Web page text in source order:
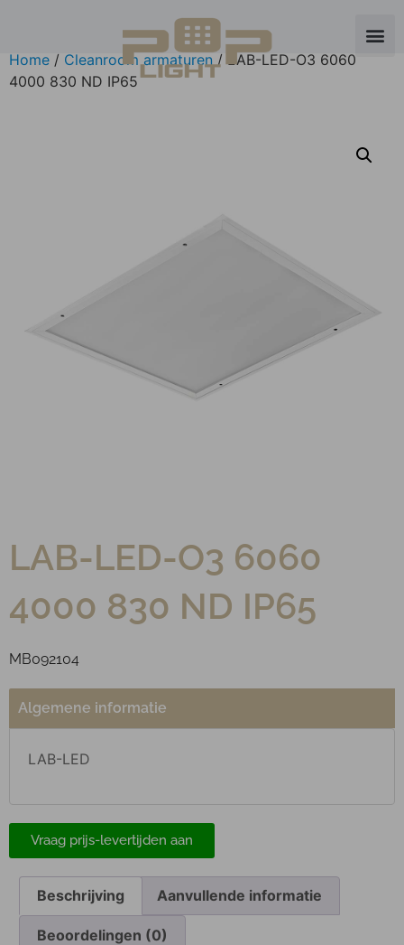
Home / Cleanroom armaturen / LAB-LED-O3 6060
4000 830 ND IP65
LAB-LED-O3 6060
4000 830 ND IP65
MB092104
Algemene informatie
LAB-LED
Vraag prijs-levertijden aan
Beschrijving Aanvullende informatie
Beoordelingen (0)